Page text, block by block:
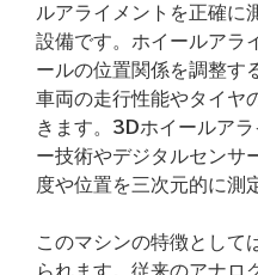
ルアライメントを正確に
設備です。ホイールアラ
ールの位置関係を調整す
車両の走行性能やタイヤ
きます。3Dホイールア
ー技術やデジタルセンサ
度や位置を三次元的に測
このマシンの特徴として